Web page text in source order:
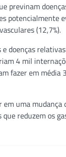
previnam
potencialmente
(12,7%).
doenças
4 mil
fazer em média
em uma mudança
reduzem os